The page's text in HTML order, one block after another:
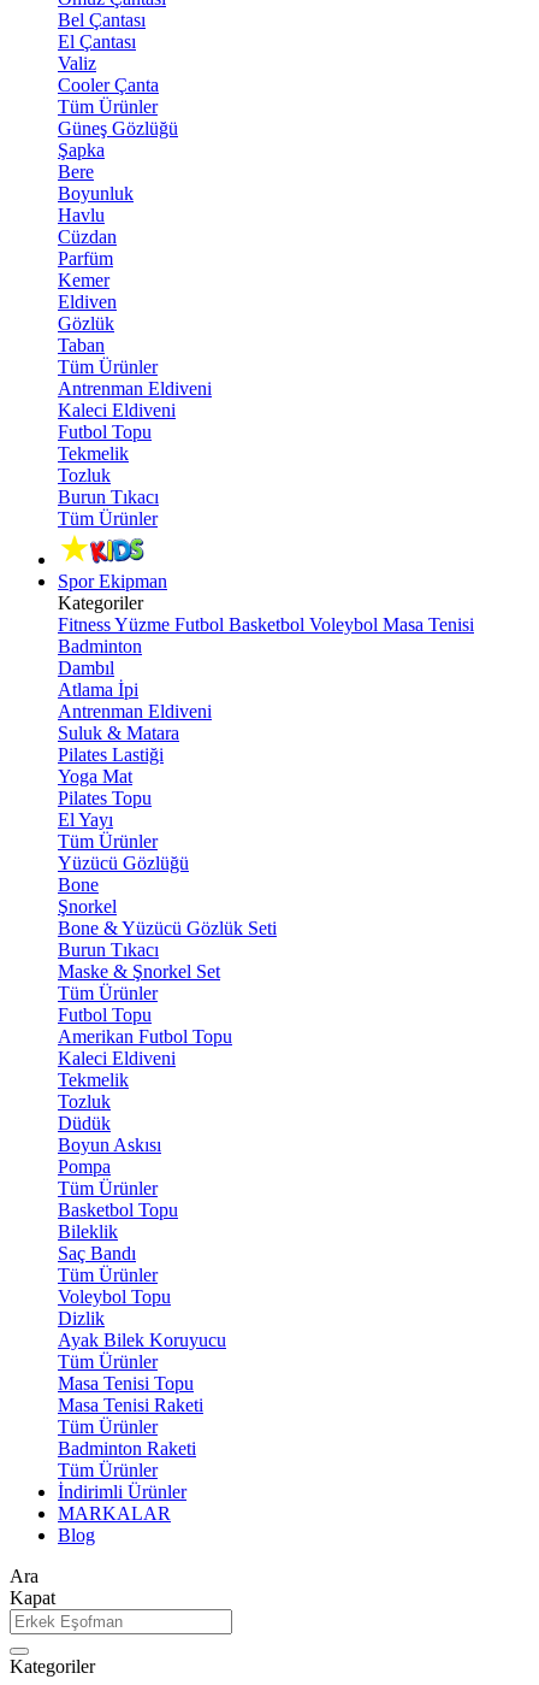
Bel Çantası
El Çantası
Valiz
Cooler Çanta
Tüm Ürünler
Güneş Gözlüğü
Şapka
Bere
Boyunluk
Havlu
Cüzdan
Parfüm
Kemer
Eldiven
Gözlük
Taban
Tüm Ürünler
Antrenman Eldiveni
Kaleci Eldiveni
Futbol Topu
Tekmelik
Tozluk
Burun Tıkacı
Tüm Ürünler
Spor Ekipman
Kategoriler
FitnessYüzme Futbol Basketbol Voleybol Masa Tenisi
Badminton
Dambıl
Atlama İpi
Antrenman Eldiveni
Suluk & Matara
Pilates Lastiği
Yoga Mat
Pilates Topu
El Yayı
Tüm Ürünler
Yüzücü Gözlüğü
Bone
Şnorkel
Bone & Yüzücü Gözlük Seti
Burun Tıkacı
Maske & Şnorkel Set
Tüm Ürünler
Futbol Topu
Amerikan Futbol Topu
Kaleci Eldiveni
Tekmelik
Tozluk
Düdük
Boyun Askısı
Pompa
Tüm Ürünler
Basketbol Topu
Bileklik
Saç Bandı
Tüm Ürünler
Voleybol Topu
Dizlik
Ayak Bilek Koruyucu
Tüm Ürünler
Masa Tenisi Topu
Masa Tenisi Raketi
Tüm Ürünler
Badminton Raketi
Tüm Ürünler
İndirimli Ürünler
MARKALAR
Blog
Ara
Kapat
Kategoriler